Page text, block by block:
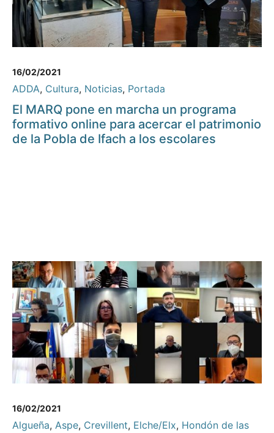
16/02/2021
ADDA, Cultura, Noticias, Portada
El MARQ pone en marcha un programa
formativo online para acercar el patrimonio
de la Pobla de Ifach a los escolares
16/02/2021
Algueña, Aspe, Crevillent, Elche/Elx, Hondón de las